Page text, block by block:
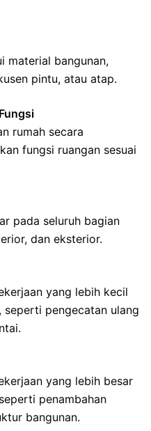
material bangunan,
pintu, atau atap.
rumah secara
fungsi ruangan sesuai
pada seluruh bagian
dan eksterior.
yang lebih kecil
pengecatan ulang
yang lebih besar
penambahan
bangunan.